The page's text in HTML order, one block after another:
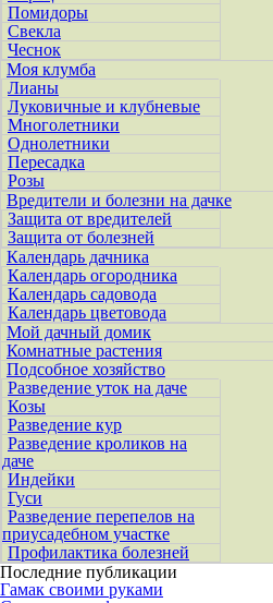
Помидоры
Свекла
Чеснок
Моя клумба
Лианы
Луковичные и клубневые
Многолетники
Однолетники
Пересадка
Розы
Вредители и болезни на дачке
Защита от вредителей
Защита от болезней
Календарь дачника
Календарь огородника
Календарь садовода
Календарь цветовода
Мой дачный домик
Комнатные растения
Подсобное хозяйство
Разведение уток на даче
Козы
Разведение кур
Разведение кроликов на
даче
Индейки
Гуси
Разведение перепелов на
приусадебном участке
Профилактика болезней
Последние публикации
Гамак своими руками